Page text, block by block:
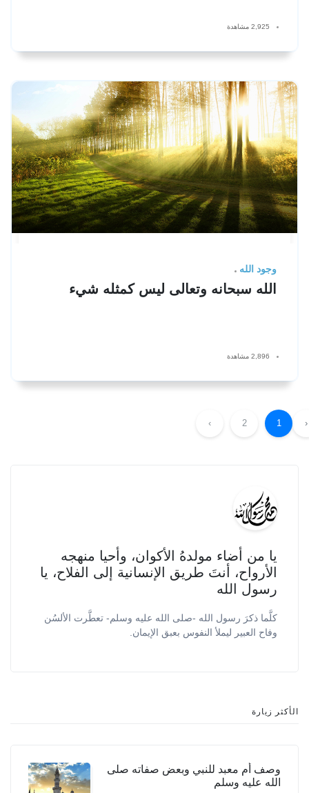
2,925 مشاهدة
وجود الله
الله سبحانه وتعالى ليس كمثله شيء
2,896 مشاهدة
‹
1
2
›
يا من أضاء مولدهُ الأكوان، وأحيا منهجه
الأرواح، أنتَ طريق الإنسانية إلى الفلاح، يا
رسول الله
كلَّما ذكرَ رسول الله -صلى الله عليه وسلم- تعطَّرت الألسُن
وفاح العبير ليملأ النفوس بعبق الإيمان.
الأكثر زيارة
وصف أم معبد للنبي وبعض صفاته صلى
الله عليه وسلم